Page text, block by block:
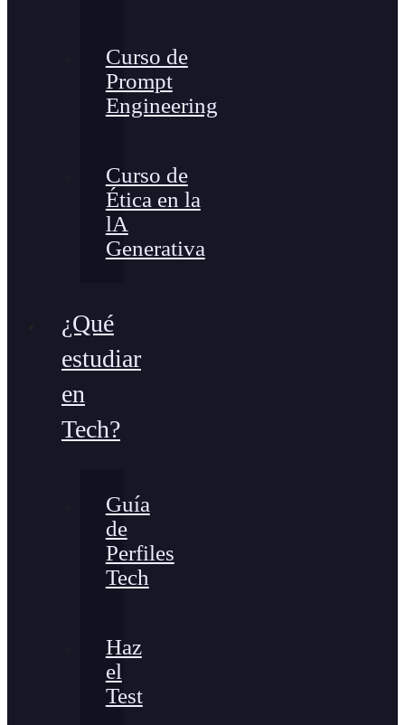
Curso de
Prompt
Engineering
Curso de
Ética en la
lA
Generativa
¿Qué
estudiar
en
Tech?
Guía
de
Perfiles
Tech
Haz
el
Test